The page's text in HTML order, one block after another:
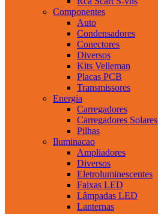
Componentes
Auto
Condensadores
Conectores
Diversos
Kits Velleman
Placas PCB
Transmissores
Energia
Carregadores
Carregadores Solares
Pilhas
Iluminacao
Ampliadores
Diversos
Eletroluminescentes
Faixas LED
Lâmpadas LED
Lanternas